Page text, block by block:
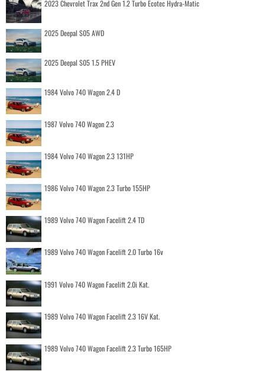
2023 Chevrolet Trax 2nd Gen 1.2 Turbo Ecotec Hydra-Matic
2025 Deepal S05 AWD
2025 Deepal S05 1.5 PHEV
1984 Volvo 740 Wagon 2.4 D
1987 Volvo 740 Wagon 2.3
1984 Volvo 740 Wagon 2.3 131HP
1986 Volvo 740 Wagon 2.3 Turbo 155HP
1989 Volvo 740 Wagon Facelift 2.4 TD
1989 Volvo 740 Wagon Facelift 2.0 Turbo 16v
1991 Volvo 740 Wagon Facelift 2.0i Kat.
1989 Volvo 740 Wagon Facelift 2.3 16V Kat.
1989 Volvo 740 Wagon Facelift 2.3 Turbo 165HP